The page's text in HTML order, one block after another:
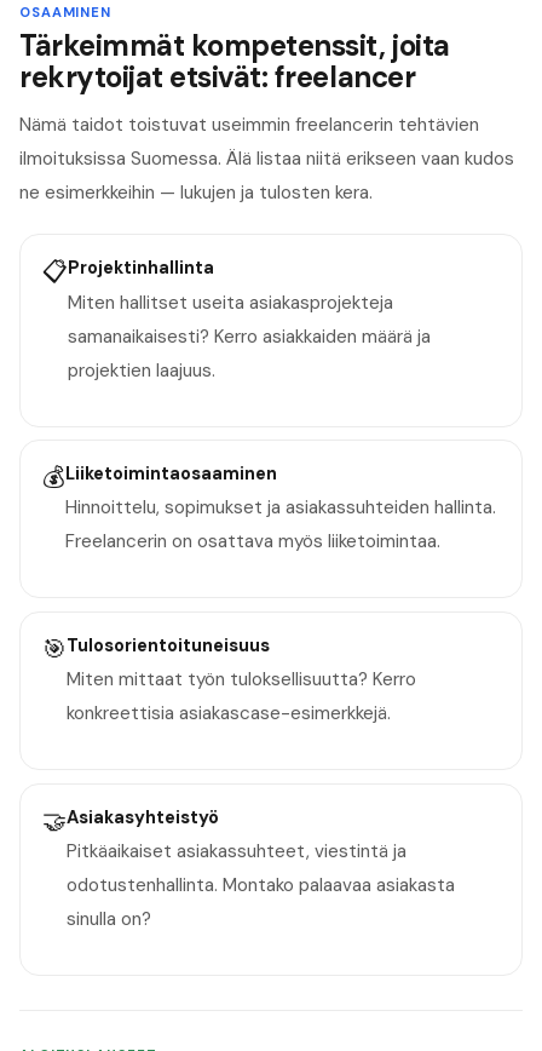
OSAAMINEN
Tärkeimmät kompetenssit, joita
rekrytoijat etsivät: freelancer
Nämä taidot toistuvat useimmin freelancerin tehtävien
ilmoituksissa Suomessa. Älä listaa niitä erikseen vaan kudos
ne esimerkkeihin — lukujen ja tulosten kera.
📋Projektinhallinta
Miten hallitset useita asiakasprojekteja
samanaikaisesti? Kerro asiakkaiden määrä ja
projektien laajuus.
💰Liiketoimintaosaaminen
Hinnoittelu, sopimukset ja asiakassuhteiden hallinta.
Freelancerin on osattava myös liiketoimintaa.
🎯Tulosorientoituneisuus
Miten mittaat työn tuloksellisuutta? Kerro
konkreettisia asiakascase-esimerkkejä.
🤝Asiakasyhteistyö
Pitkäaikaiset asiakassuhteet, viestintä ja
odotustenhallinta. Montako palaavaa asiakasta
sinulla on?